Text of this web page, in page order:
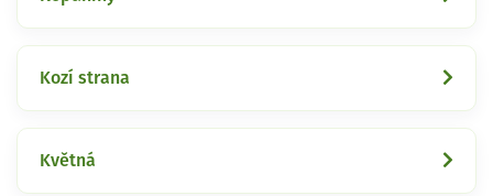
Kozí strana
Květná